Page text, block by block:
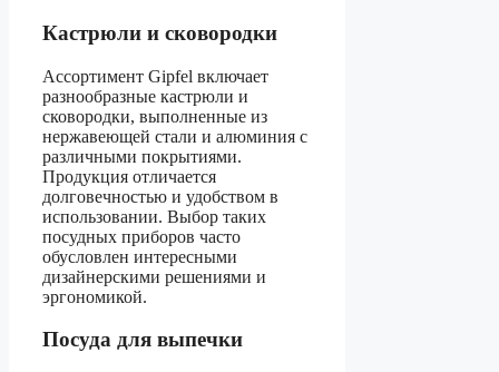
Кастрюли и сковородки
Ассортимент Gipfel включает
разнообразные кастрюли и
сковородки, выполненные из
нержавеющей стали и алюминия с
различными покрытиями.
Продукция отличается
долговечностью и удобством в
использовании. Выбор таких
посудных приборов часто
обусловлен интересными
дизайнерскими решениями и
эргономикой.
Посуда для выпечки